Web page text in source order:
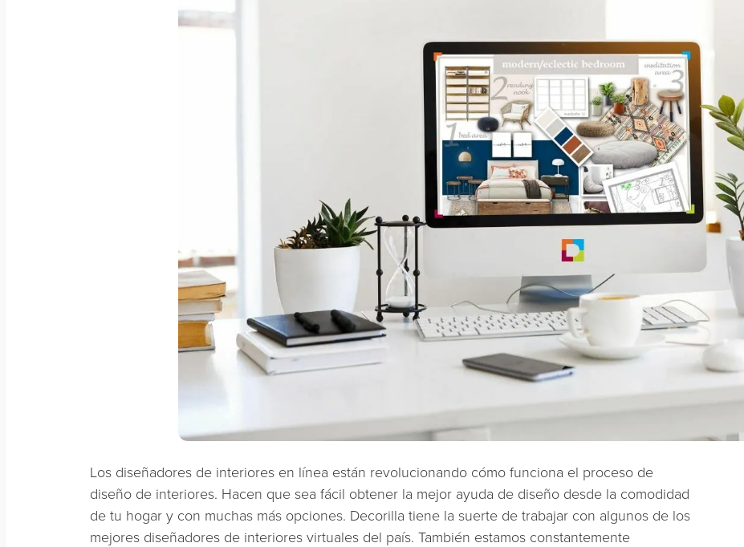
Los diseñadores de interiores en línea están revolucionando cómo funciona el proceso de
diseño de interiores. Hacen que sea fácil obtener la mejor ayuda de diseño desde la comodidad
de tu hogar y con muchas más opciones. Decorilla tiene la suerte de trabajar con algunos de los
mejores diseñadores de interiores virtuales del país. También estamos constantemente